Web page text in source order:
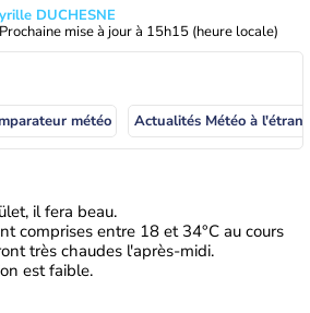
DUCHESNE
mise à jour à 15h15 (heure locale)
météo
il fera beau.
comprises entre 18 et 34°C au cours
très chaudes l'après-midi.
est faible.